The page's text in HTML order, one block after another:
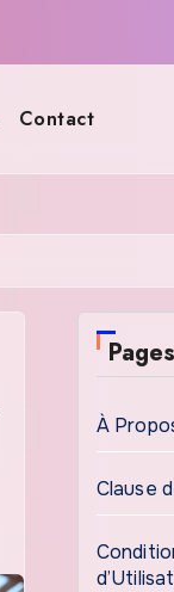
Contact
Pages
À
Clause